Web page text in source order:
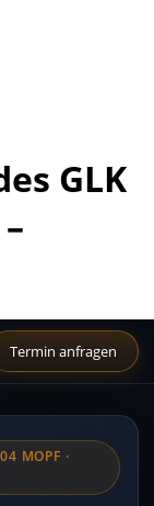
GLK
Produkt
Termin anfragen
MOPF ·